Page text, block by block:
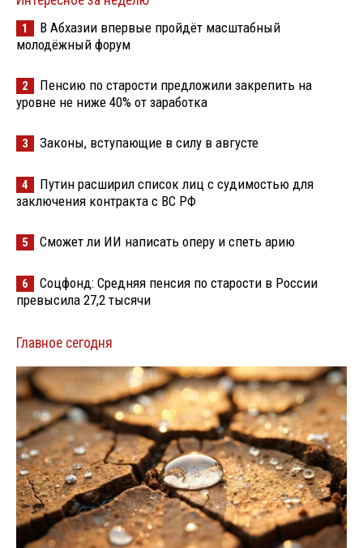
1
В Абхазии впервые пройдёт масштабный
молодёжный форум
2
Пенсию по старости предложили закрепить на
уровне не ниже 40% от заработка
3 Законы, вступающие в силу в августе
4
Путин расширил список лиц с судимостью для
заключения контракта с ВС РФ
5 Сможет ли ИИ написать оперу и спеть арию
6
Соцфонд: Средняя пенсия по старости в России
превысила 27,2 тысячи
Главное сегодня